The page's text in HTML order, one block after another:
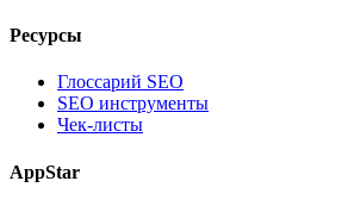
Ресурсы
Глоссарий SEO
SEO инструменты
Чек-листы
AppStar